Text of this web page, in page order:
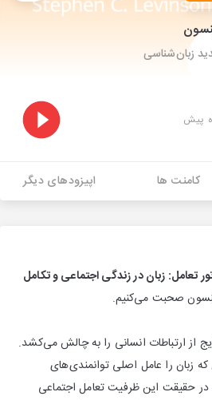
زبان‌شناسی
کامنت ها اپیزودهای دیگر
تعامل: زبان در زندگی اجتماعی و تکامل
صحبت می‌کنیم.
از ارتباطات انسانی را به چالش می‌کشد.
زبان را عامل اصلی توانمندی‌های
در حقیقت این ظرفیت تعامل اجتماعی